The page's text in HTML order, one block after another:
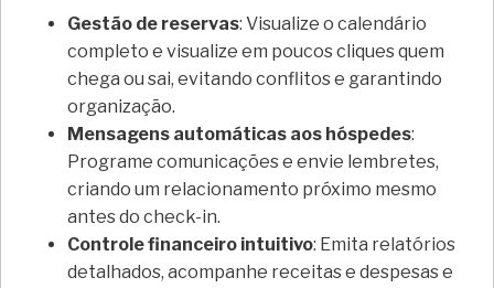
Gestão de reservas: Visualize o calendário
completo e visualize em poucos cliques quem
chega ou sai, evitando conflitos e garantindo
organização.
Mensagens automáticas aos hóspedes:
Programe comunicações e envie lembretes,
criando um relacionamento próximo mesmo
antes do check-in.
Controle financeiro intuitivo: Emita relatórios
detalhados, acompanhe receitas e despesas e